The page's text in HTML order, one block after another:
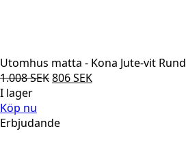
Utomhus matta - Kona Jute-vit Rund
1.008SEKDet
var:
806SEKDet
I lager
Köp nu
Erbjudande